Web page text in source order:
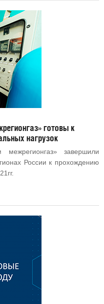
готовы к
нагрузок
завершили
России к прохождению